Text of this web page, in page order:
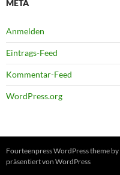
META
Anmelden
Eintrags-Feed
Kommentar-Feed
WordPress.org
Fourteenpress WordPress theme by
präsentiert von WordPress